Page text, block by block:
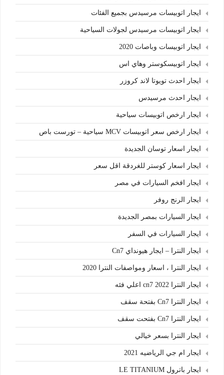
ايجار اتوبيسات مرسيدس بجميع الفئات
ايجار اتوبيسات مرسيدس لجولات السياحية
ايجار اتوبيسات وباصات 2020
ايجار اتوبيسكوستر وهاي اس
ايجار احدث تويوتا لاند كروزر
ايجار احدث مرسيدس
ايجار ارخص اتوبيسات سياحية
ايجار ارخص سعر اتوبيسات MCV سياحية – تورست باص
ايجار اسعار توسان الجديدة
ايجار اسعار كوستر للغردقة اقل سعر
ايجار افخم السيارات في مصر
ايجار الرنج روفر
ايجار السيارات بمصر الجديدة
ايجار السيارات في السفر
ايجار النترا – ايجار هيونداي Cn7
ايجار النترا ، اسعار ومواصفات النترا 2020
ايجار النترا cn7 2022 اعلي فئه
ايجار النترا Cn7 بفتحة سقف
ايجار النترا Cn7 بفتحت سقف
ايجار النترا بسعر خيالي
ايجار ام جي الرياضيه 2021
ايجار باترول LE TITANIUM